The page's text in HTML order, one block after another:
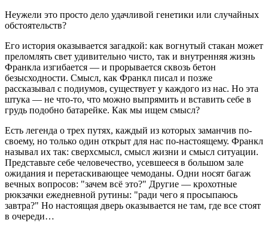
Неужели это просто дело удачливой генетики или случайных
обстоятельств?
Его история оказывается загадкой: как вогнутый стакан может
преломлять свет удивительно чисто, так и внутренняя жизнь
Франкла изгибается — и прорывается сквозь бетон
безысходности. Смысл, как Франкл писал и позже
рассказывал с подиумов, существует у каждого из нас. Но эта
штука — не что-то, что можно выпрямить и вставить себе в
грудь подобно батарейке. Как мы ищем смысл?
Есть легенда о трех путях, каждый из которых заманчив по-
своему, но только один открыт для нас по-настоящему. Франкл
называл их так: сверхсмысл, смысл жизни и смысл ситуации.
Представьте себе человечество, усевшееся в большом зале
ожидания и перетаскивающее чемоданы. Одни носят багаж
вечных вопросов: "зачем всё это?" Другие — крохотные
рюкзачки ежедневной рутины: "ради чего я просыпаюсь
завтра?" Но настоящая дверь оказывается не там, где все стоят
в очереди…